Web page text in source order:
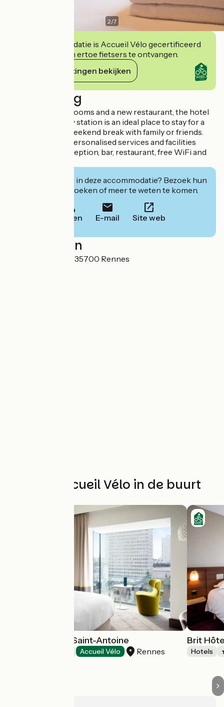
2/7
Deze accommodatie is Accueil Vélo gecertificeerd
en verbindt zich ertoe fietsers te ontvangen.
Haar verplichtingen bekijken
Beschrijving
With 37 modern rooms and a new restaurant, the hotel
next to the railway station is an ideal place to stay for a
business trip or weekend break with family or friends.
Quality, modern, personalised services and facilities
including 24/7 reception, bar, restaurant, free WiFi and
Geïnteresseerd in deze accommodatie? Bezoek hun
website om te boeken of meer te weten te komen.
Bellen E-mail Site web
Localisation
35 avenue Janvier 35700 Rennes
Andere Accueil Vélo in de buurt
Hôtel & Spa Le Saint-Antoine
Accueil Vélo Rennes
Brit
Hotels